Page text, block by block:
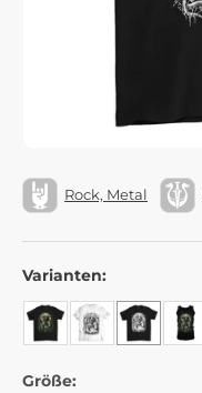
Rock, Metal
Varianten:
Größe: